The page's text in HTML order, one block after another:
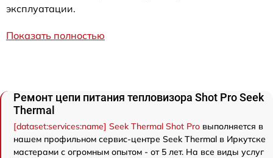
эксплуатации.
Показать полностью
Ремонт цепи питания тепловизора Shot Pro Seek
Thermal
[dataset:services:name] Seek Thermal Shot Pro выполняется в
нашем профильном сервис-центре Seek Thermal в Иркутске
мастерами с огромным опытом - от 5 лет. На все виды услуг